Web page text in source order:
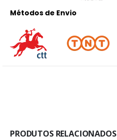
Métodos de Envio
PRODUTOS RELACIONADOS